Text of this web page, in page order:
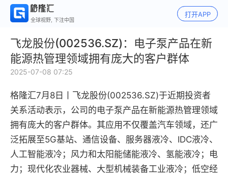
全球视野, 下注中国
打开APP
飞龙股份(002536.SZ)：电子泵产品在新
能源热管理领域拥有庞大的客户群体
2025-07-08 07:25
格隆汇7月8日丨 飞龙股份(002536.SZ)于近期投资者
关系活动表示，公司的电子泵产品在新能源热管理领域
拥有庞大的客户群体。其应用不仅覆盖汽车领域，还广
泛拓展至5G基站、通信设备、服务器液冷、IDC液冷、
人工智能液冷；风力和太阳能储能液冷、氢能液冷；电
力；现代化农业器械、大型机械装备工业液冷；低空经